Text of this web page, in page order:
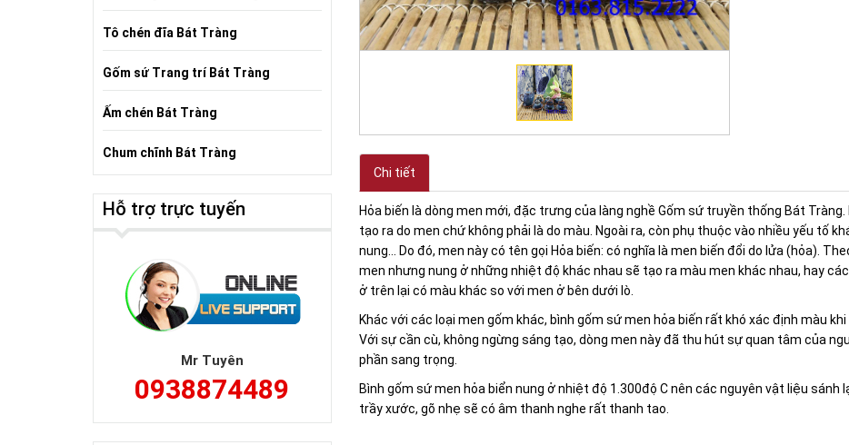
Chi tiết
Hỏa biến là dòng men mới, đặc trưng của làng nghề Gốm sứ truyền thống Bát
tạo ra do men chứ không phải là do màu. Ngoài ra, còn phụ thuộc vào nhiều yếu tố
nung… Do đó, men này có tên gọi Hỏa biến: có nghĩa là men biến đổi do lửa (hỏa).
men nhưng nung ở những nhiệt độ khác nhau sẽ tạo ra màu men khác nhau, hay
ở trên lại có màu khác so với men ở bên dưới lò.
Khác với các loại men gốm khác, bình gốm sứ men hỏa biến rất khó xác định màu
Với sự cần cù, không ngừng sáng tạo, dòng men này đã thu hút sự quan tâm của
phần sang trọng.
Bình gốm sứ men hỏa biển nung ở nhiệt độ 1.300độ C nên các nguyên vật liệu sánh
trầy xước, gõ nhẹ sẽ có âm thanh nghe rất thanh tao.
Tô chén đĩa Bát Tràng
Gốm sứ Trang trí Bát Tràng
Ấm chén Bát Tràng
Chum chĩnh Bát Tràng
Hỗ trợ trực tuyến
Mr Tuyên
0938874489